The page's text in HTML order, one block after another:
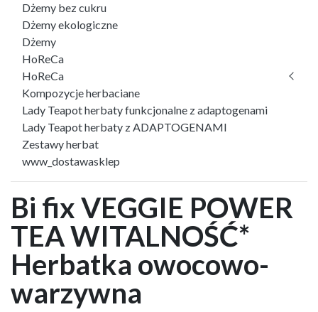
Dżemy bez cukru
Dżemy ekologiczne
Dżemy
HoReCa
HoReCa
Kompozycje herbaciane
Lady Teapot herbaty funkcjonalne z adaptogenami
Lady Teapot herbaty z ADAPTOGENAMI
Zestawy herbat
www_dostawasklep
Bi fix VEGGIE POWER
TEA WITALNOŚĆ*
Herbatka owocowo-
warzywna